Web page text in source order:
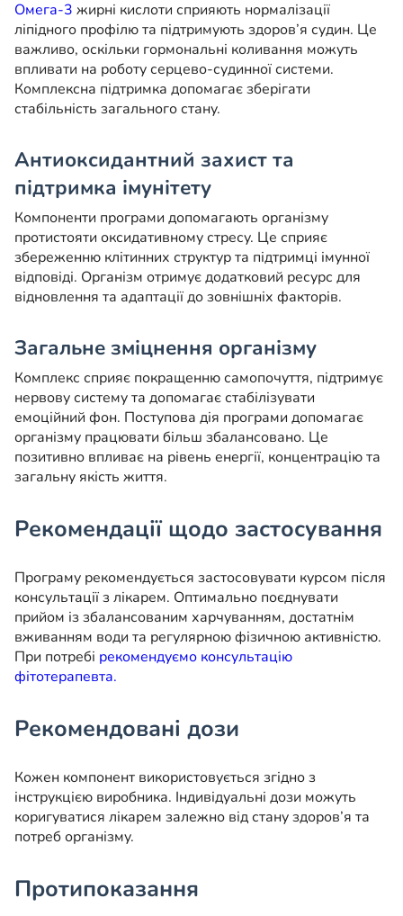
Омега-3 жирні кислоти сприяють нормалізації
ліпідного профілю та підтримують здоров’я судин. Це
важливо, оскільки гормональні коливання можуть
впливати на роботу серцево-судинної системи.
Комплексна підтримка допомагає зберігати
стабільність загального стану.
Антиоксидантний захист та
підтримка імунітету
Компоненти програми допомагають організму
протистояти оксидативному стресу. Це сприяє
збереженню клітинних структур та підтримці імунної
відповіді. Організм отримує додатковий ресурс для
відновлення та адаптації до зовнішніх факторів.
Загальне зміцнення організму
Комплекс сприяє покращенню самопочуття, підтримує
нервову систему та допомагає стабілізувати
емоційний фон. Поступова дія програми допомагає
організму працювати більш збалансовано. Це
позитивно впливає на рівень енергії, концентрацію та
загальну якість життя.
Рекомендації щодо застосування
Програму рекомендується застосовувати курсом після
консультації з лікарем. Оптимально поєднувати
прийом із збалансованим харчуванням, достатнім
вживанням води та регулярною фізичною активністю.
При потребі рекомендуємо консультацію
фітотерапевта.
Рекомендовані дози
Кожен компонент використовується згідно з
інструкцією виробника. Індивідуальні дози можуть
коригуватися лікарем залежно від стану здоров’я та
потреб організму.
Протипоказання